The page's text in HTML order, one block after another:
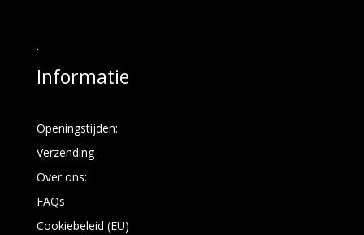
.
Informatie
Openingstijden:
Verzending
Over ons:
FAQs
Cookiebeleid (EU)